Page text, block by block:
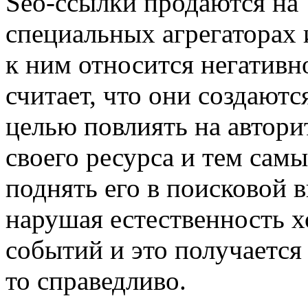
специальных
к ним относится
считает, что они
целью повлиять на
своего ресурса и тем
поднять его в поисковой
нарушая естественность
событий и это
то справедливо.